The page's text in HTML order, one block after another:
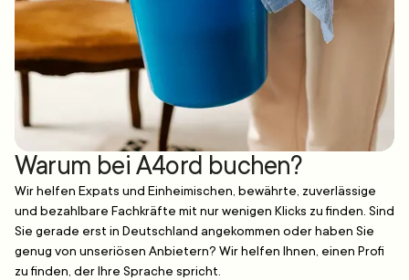
Warum bei A4ord buchen?
Wir helfen Expats und Einheimischen, bewährte, zuverlässige
und bezahlbare Fachkräfte mit nur wenigen Klicks zu finden. Sind
Sie gerade erst in Deutschland angekommen oder haben Sie
genug von unseriösen Anbietern? Wir helfen Ihnen, einen Profi
zu finden, der Ihre Sprache spricht.